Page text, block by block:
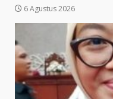
6 Agustus 2026